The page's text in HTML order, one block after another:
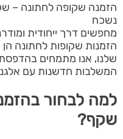
הזמנה שקופה לחתונה –
נשכח
מחפשים דרך ייחודית
הזמנות שקופות לחתונה
שלנו, אנו מתמחים
המשלבות חדשנות עם
למה לבחור
שקף?